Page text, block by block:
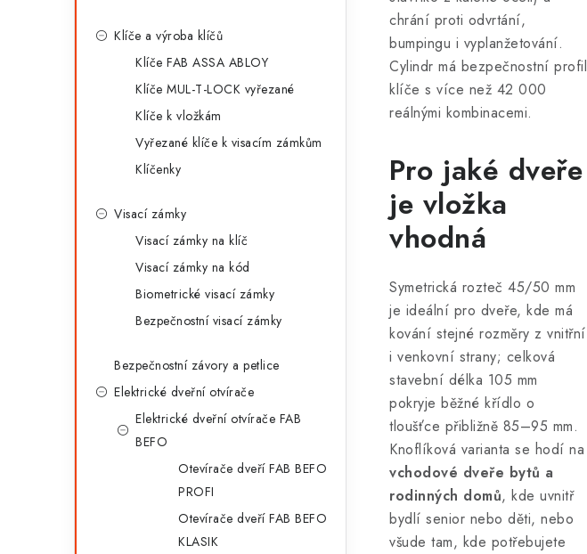
Klíče a výroba klíčů
Klíče FAB ASSA ABLOY
Klíče MUL-T-LOCK vyřezané
Klíče k vložkám
Vyřezané klíče k visacím zámkům
Klíčenky
Visací zámky
Visací zámky na klíč
Visací zámky na kód
Biometrické visací zámky
Bezpečnostní visací zámky
Bezpečnostní závory a petlice
Elektrické dveřní otvírače
Elektrické dveřní otvírače FAB
BEFO
Otevírače dveří FAB BEFO
PROFI
Otevírače dveří FAB BEFO
KLASIK
chrání proti odvrtání,
bumpingu i vyplanžetování.
Cylindr má bezpečnostní profil
klíče s více než 42 000
reálnými kombinacemi.
Pro jaké dveře
je vložka
vhodná
Symetrická rozteč 45/50 mm
je ideální pro dveře, kde má
kování stejné rozměry z vnitřní
i venkovní strany; celková
stavební délka 105 mm
pokryje běžné křídlo o
tloušťce přibližně 85–95 mm.
Knoflíková varianta se hodí na
vchodové dveře bytů a
rodinných domů, kde uvnitř
bydlí senior nebo děti, nebo
všude tam, kde potřebujete